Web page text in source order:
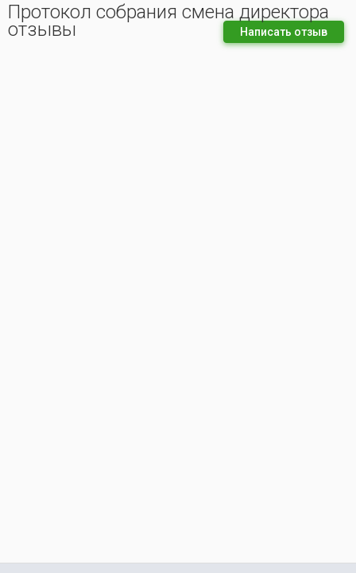
Протокол собрания смена директора
отзывы Написать отзыв